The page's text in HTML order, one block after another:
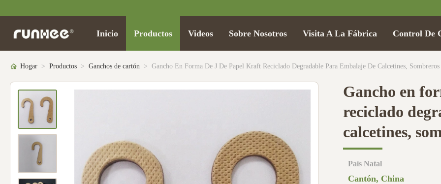
Inicio Productos Videos Sobre Nosotros Visita A La Fábrica Control De
Hogar > Productos > Ganchos de cartón > Gancho En Forma De J De Papel Kraft Reciclado Degradable Para Embalaje De Calcetines, Sombreros
Gancho en
reciclado
calcetines,
País Natal
Cantón, China